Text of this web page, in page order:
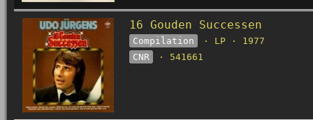
16 Gouden Successen
Compilation
· LP · 1977
CNR
· 541661